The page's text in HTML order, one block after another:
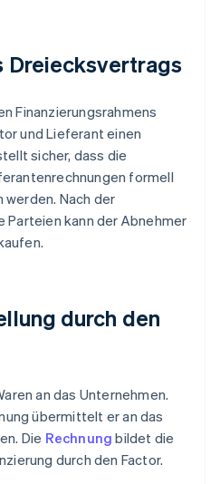
Dreiecksvertrags
Finanzierungsrahmens
und Lieferant einen
sicher, dass die
formell
Nach der
Parteien kann der Abnehmer
durch den
an das Unternehmen.
übermittelt er an das
Die Rechnung bildet die
durch den Factor.